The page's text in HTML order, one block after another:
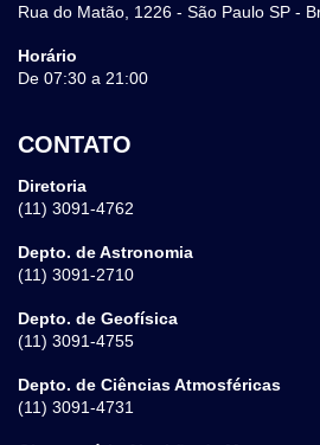
Rua do Matão, 1226 - São Paulo SP -
Horário
De 07:30 a 21:00
CONTATO
Diretoria
(11) 3091-4762
Depto. de Astronomia
(11) 3091-2710
Depto. de Geofísica
(11) 3091-4755
Depto. de Ciências Atmosféricas
(11) 3091-4731